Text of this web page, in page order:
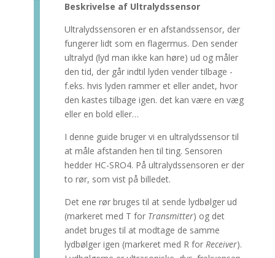
Beskrivelse af Ultralydssensor
Ultralydssensoren er en afstandssensor, der
fungerer lidt som en flagermus. Den sender
ultralyd (lyd man ikke kan høre) ud og måler
den tid, der går indtil lyden vender tilbage -
f.eks. hvis lyden rammer et eller andet, hvor
den kastes tilbage igen. det kan være en væg
eller en bold eller…
I denne guide bruger vi en ultralydssensor til
at måle afstanden hen til ting. Sensoren
hedder HC-SRO4. På ultralydssensoren er der
to rør, som vist på billedet.
Det ene rør bruges til at sende lydbølger ud
(markeret med T for Transmitter) og det
andet bruges til at modtage de samme
lydbølger igen (markeret med R for Receiver).